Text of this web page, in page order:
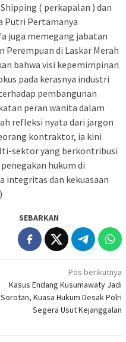
( perkapalan ) dan
Putri Pertamanya
juga memegang jabatan
Perempuan di Laskar Merah
bahwa visi kepemimpinan
pada kerasnya industri
pembangunan
peran wanita dalam
refleksi nyata dari jargon
kontraktor, ia kini
sektor yang berkontribusi
hukum di
integritas dan kekuasaan
SEBARKAN
Pos berikutnya
Kasus Endang Kusumawaty Jadi
Sorotan, Kuasa Hukum Desak Polri
Segera Usut Kejanggalan